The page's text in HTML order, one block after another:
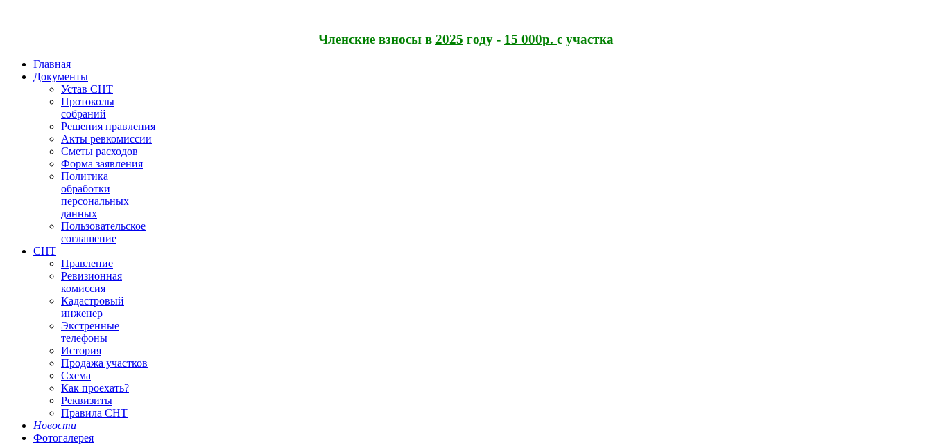
Членские взносы в 2025 году - 15 000р. с участка
Главная
Документы
Устав СНТ
Протоколы
собраний
Решения правления
Акты ревкомиссии
Сметы расходов
Форма заявления
Политика
обработки
персональных
данных
Пользовательское
соглашение
СНТ
Правление
Ревизионная
комиссия
Кадастровый
инженер
Экстренные
телефоны
История
Продажа участков
Схема
Как проехать?
Реквизиты
Правила СНТ
Новости
Фотогалерея